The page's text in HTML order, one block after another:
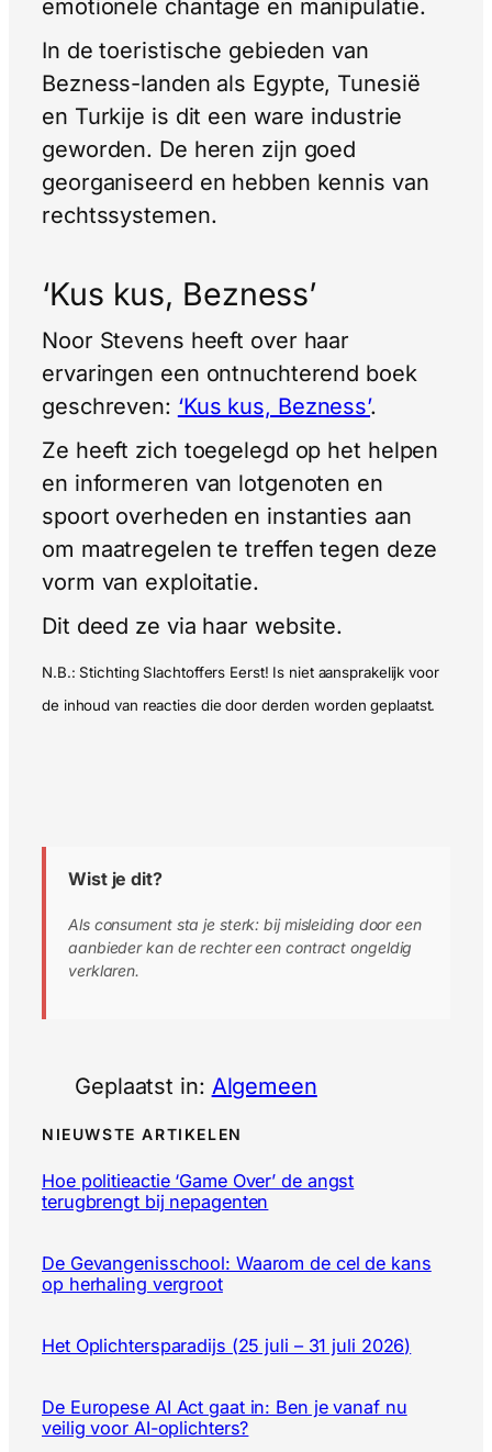
emotionele chantage en manipulatie.
In de toeristische gebieden van
Bezness-landen als Egypte, Tunesië
en Turkije is dit een ware industrie
geworden. De heren zijn goed
georganiseerd en hebben kennis van
rechtssystemen.
‘Kus kus, Bezness’
Noor Stevens heeft over haar
ervaringen een ontnuchterend boek
geschreven: ‘Kus kus, Bezness’.
Ze heeft zich toegelegd op het helpen
en informeren van lotgenoten en
spoort overheden en instanties aan
om maatregelen te treffen tegen deze
vorm van exploitatie.
Dit deed ze via haar website.
N.B.: Stichting Slachtoffers Eerst! Is niet aansprakelijk voor
de inhoud van reacties die door derden worden geplaatst.
Wist je dit?
Als consument sta je sterk: bij misleiding door een
aanbieder kan de rechter een contract ongeldig
verklaren.
Geplaatst in: Algemeen
NIEUWSTE ARTIKELEN
Hoe politieactie ‘Game Over’ de angst
terugbrengt bij nepagenten
De Gevangenisschool: Waarom de cel de kans
op herhaling vergroot
Het Oplichtersparadijs (25 juli – 31 juli 2026)
De Europese AI Act gaat in: Ben je vanaf nu
veilig voor AI-oplichters?